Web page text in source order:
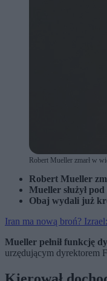
Robert Mueller zmarł w
Robert Mueller
Mueller służył
Obaj wydali już
Iran ma nową broń?
Mueller pełnił funkcję
urzędującym dyrektorem